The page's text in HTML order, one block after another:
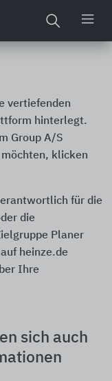
vertiefenden
hinterlegt.
Group A/S
klicken
für die
die
Planer
heinze.de
Ihre
sich auch